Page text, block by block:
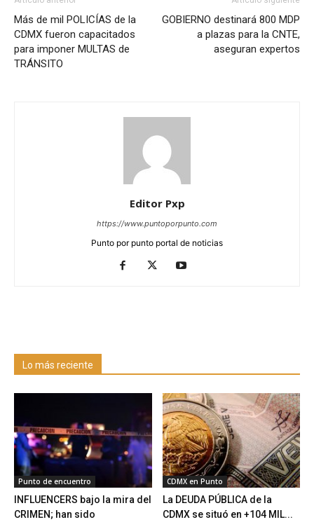
Más de mil POLICÍAS de la
CDMX fueron capacitados
para imponer MULTAS de
TRÁNSITO
GOBIERNO destinará 800 MDP
a plazas para la CNTE,
aseguran expertos
Editor Pxp
https://www.puntoporpunto.com
Punto por punto portal de noticias
Lo más reciente
Punto de encuentro
INFLUENCERS bajo la mira del
CRIMEN; han sido
CDMX en Punto
La DEUDA PÚBLICA de la
CDMX se situó en +104 MIL...